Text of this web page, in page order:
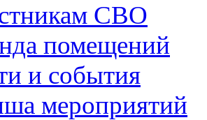
СВО
помещений
и события
мероприятий